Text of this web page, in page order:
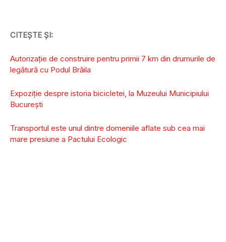
CITEȘTE ȘI:
Autorizaţie de construire pentru primii 7 km din drumurile de
legătură cu Podul Brăila
Expoziţie despre istoria bicicletei, la Muzeului Municipiului
Bucureşti
Transportul este unul dintre domeniile aflate sub cea mai
mare presiune a Pactului Ecologic